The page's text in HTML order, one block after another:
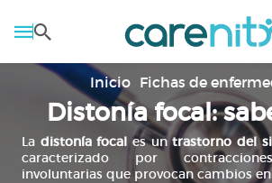
Inicio Fichas de
Distonía focal:
La distonía focal es untrastorno del
caracterizado por
involuntarias que provocan cambios